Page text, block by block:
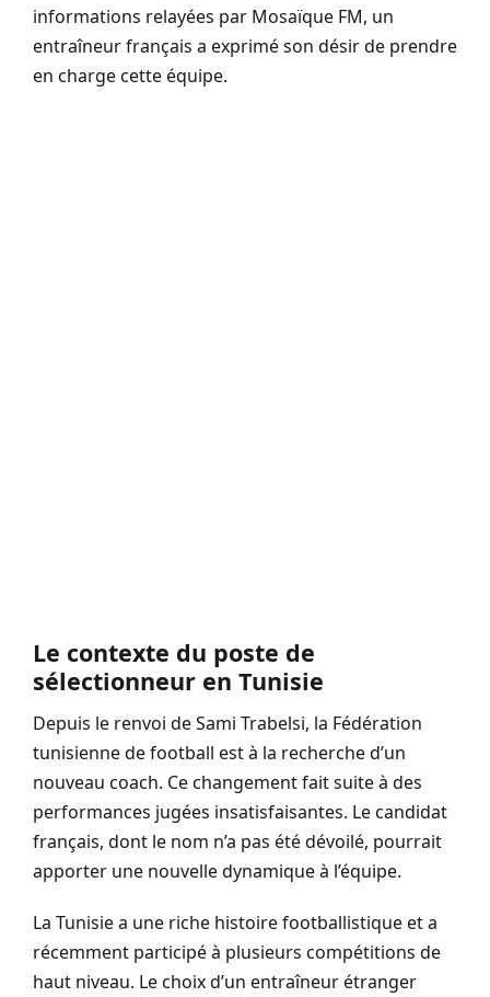
informations relayées par Mosaïque FM, un
entraîneur français a exprimé son désir de prendre
en charge cette équipe.
Le contexte du poste de
sélectionneur en Tunisie
Depuis le renvoi de Sami Trabelsi, la Fédération
tunisienne de football est à la recherche d’un
nouveau coach. Ce changement fait suite à des
performances jugées insatisfaisantes. Le candidat
français, dont le nom n’a pas été dévoilé, pourrait
apporter une nouvelle dynamique à l’équipe.
La Tunisie a une riche histoire footballistique et a
récemment participé à plusieurs compétitions de
haut niveau. Le choix d’un entraîneur étranger